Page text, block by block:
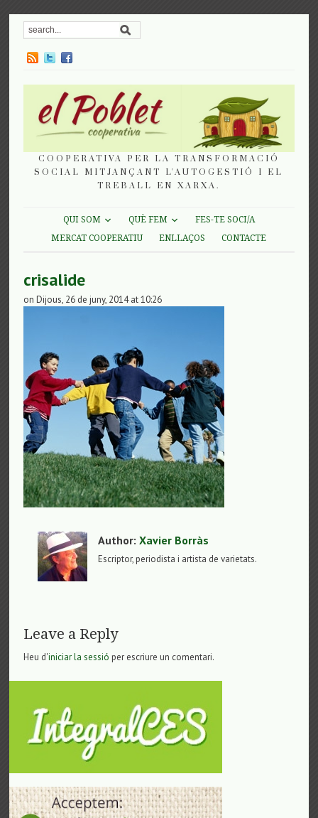
COOPERATIVA PER LA TRANSFORMACIÓ
SOCIAL MITJANÇANT L'AUTOGESTIÓ I EL
TREBALL EN XARXA.
QUI SOM QUÈ FEM
FES-TE SOCI/A
MERCAT COOPERATIU
ENLLAÇOS CONTACTE
crisalide
on Dijous, 26 de juny, 2014 at 10:26
Author:Xavier Borràs
Escriptor, periodista i artista de varietats.
Leave a Reply
Heu d'iniciar la sessió per escriure un comentari.